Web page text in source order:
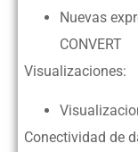
Nuevas
CONVERT
Visualizaciones:
Conectividad de